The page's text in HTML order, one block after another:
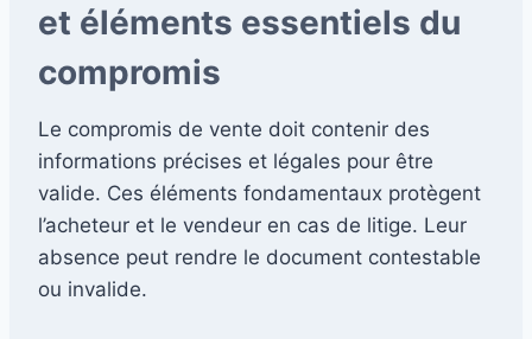
et éléments essentiels du
compromis
Le compromis de vente doit contenir des
informations précises et légales pour être
valide. Ces éléments fondamentaux protègent
l’acheteur et le vendeur en cas de litige. Leur
absence peut rendre le document contestable
ou invalide.